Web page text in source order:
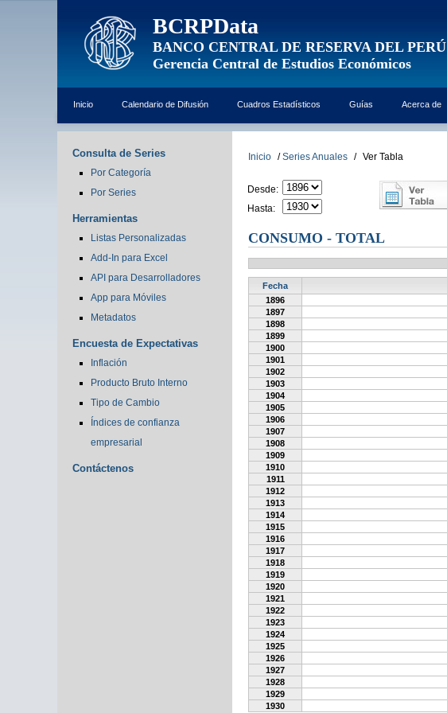
BCRPData
BANCO CENTRAL DE RESERVA DEL PERÚ
Gerencia Central de Estudios Económicos
Inicio Calendario de Difusión Cuadros Estadísticos Guías Acerca de
Consulta de Series
Por Categoría
Por Series
Herramientas
Listas Personalizadas
Add-In para Excel
API para Desarrolladores
App para Móviles
Metadatos
Encuesta de Expectativas
Inflación
Producto Bruto Interno
Tipo de Cambio
Índices de confianza
empresarial
Contáctenos
Inicio / Series Anuales / Ver Tabla
Desde:
Hasta:
CONSUMO - TOTAL
Fecha
1896
1897
1898
1899
1900
1901
1902
1903
1904
1905
1906
1907
1908
1909
1910
1911
1912
1913
1914
1915
1916
1917
1918
1919
1920
1921
1922
1923
1924
1925
1926
1927
1928
1929
1930